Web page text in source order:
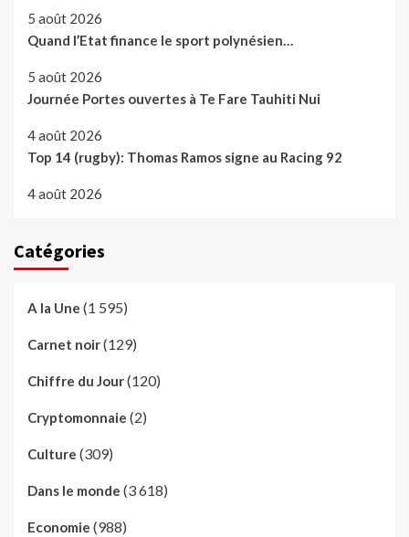
5 août 2026
Quand l’Etat finance le sport polynésien…
5 août 2026
Journée Portes ouvertes à Te Fare Tauhiti Nui
4 août 2026
Top 14 (rugby): Thomas Ramos signe au Racing 92
4 août 2026
Catégories
A la Une (1 595)
Carnet noir(129)
Chiffre du Jour(120)
Cryptomonnaie (2)
Culture (309)
Dans le monde (3 618)
Economie (988)